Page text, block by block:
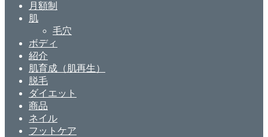
月額制
肌
毛穴
ボディ
紹介
肌育成（肌再生）
脱毛
ダイエット
商品
ネイル
フットケア